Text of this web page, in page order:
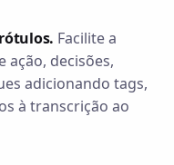
Facilite a
ação, decisões,
adicionando tags,
à transcrição ao